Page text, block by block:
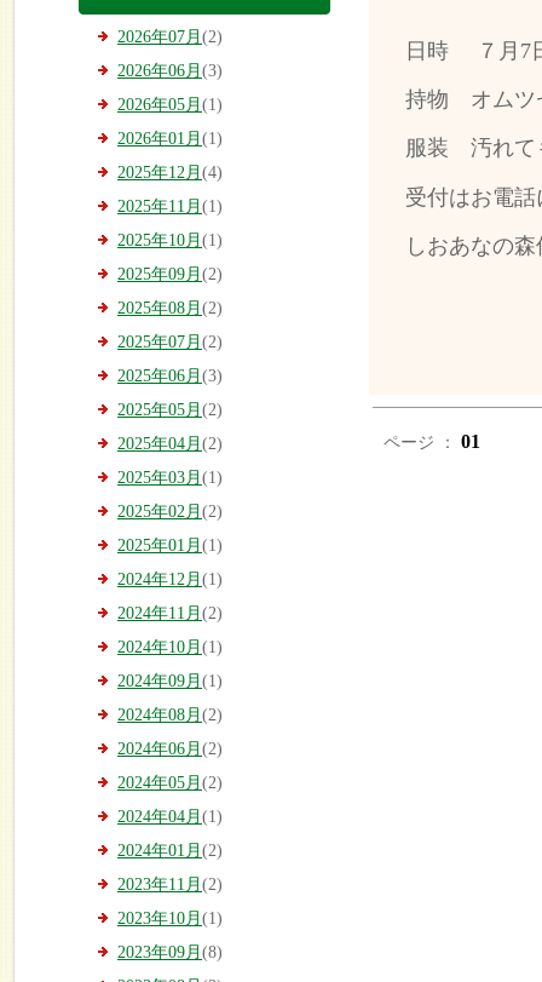
2026年07月 (2)
2026年06月 (3)
2026年05月 (1)
2026年01月 (1)
2025年12月 (4)
2025年11月 (1)
2025年10月 (1)
2025年09月 (2)
2025年08月 (2)
2025年07月 (2)
2025年06月 (3)
2025年05月 (2)
2025年04月 (2)
2025年03月 (1)
2025年02月 (2)
2025年01月 (1)
2024年12月 (1)
2024年11月 (2)
2024年10月 (1)
2024年09月 (1)
2024年08月 (2)
2024年06月 (2)
2024年05月 (2)
2024年04月 (1)
2024年01月 (2)
2023年11月 (2)
2023年10月 (1)
2023年09月 (8)
日時 ７月7
持物 オム
服装 汚れて
受付はお電
しおあなの
ページ ： 01